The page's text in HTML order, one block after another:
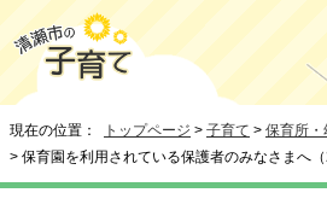
現在の位置： トップページ > 子育て > 保育所・
> 保育園を利用されている保護者のみなさまへ（